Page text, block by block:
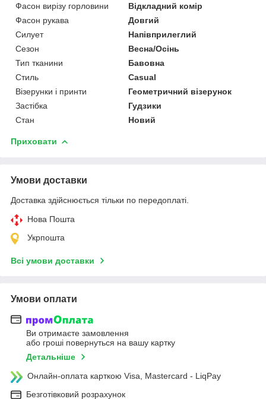
Фасон вирізу горловини
Відкладний комір
Фасон рукава
Довгий
Силует
Напівприлеглий
Сезон
Весна/Осінь
Тип тканини
Бавовна
Стиль
Casual
Візерунки і принти
Геометричний візерунок
Застібка
Гудзики
Стан
Новий
Приховати
Умови доставки
Доставка здійснюється тільки по передоплаті.
Нова Пошта
Укрпошта
Всі умови доставки
Умови оплати
Ви отримаєте замовлення
або гроші повернуться на вашу картку
Детальніше
Онлайн-оплата карткою Visa, Mastercard - LiqPay
Безготівковий розрахунок